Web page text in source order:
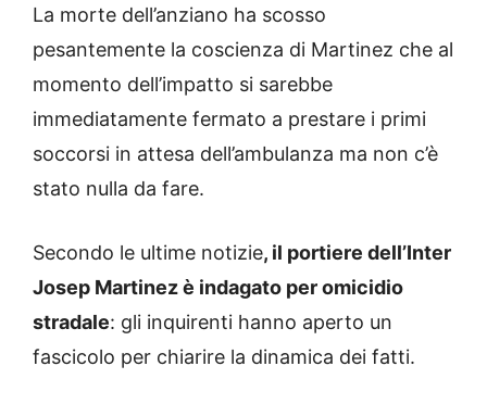
La morte dell’anziano ha scosso
pesantemente la coscienza di Martinez che al
momento dell’impatto si sarebbe
immediatamente fermato a prestare i primi
soccorsi in attesa dell’ambulanza ma non c’è
stato nulla da fare.
Secondo le ultime notizie, il portiere dell’Inter
Josep Martinez è indagato per omicidio
stradale: gli inquirenti hanno aperto un
fascicolo per chiarire la dinamica dei fatti.